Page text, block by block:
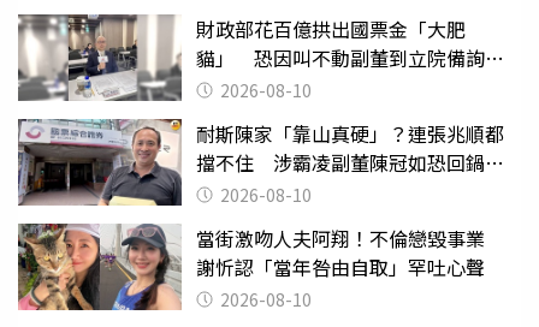
財政部花百億拱出國票金「大肥
貓」 恐因叫不動副董到立院備詢惹
議 2026-08-10
耐斯陳家「靠山真硬」？連張兆順都
擋不住 涉霸凌副董陳冠如恐回鍋國
票證2026-08-10
當街激吻人夫阿翔！不倫戀毀事業
謝忻認「當年咎由自取」罕吐心聲
2026-08-10